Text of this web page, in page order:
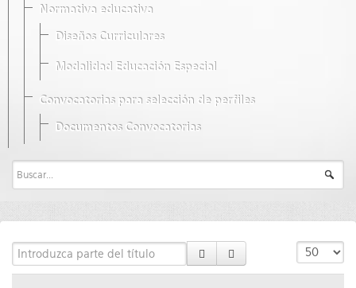
Normativa educativa
Diseños Curriculares
Modalidad Educación Especial
Convocatorias para selección de perfiles
Documentos Convocatorias